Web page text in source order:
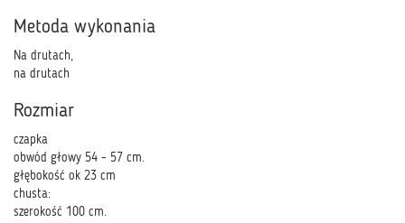
Metoda wykonania
Na drutach,
na drutach
Rozmiar
czapka
obwód głowy 54 - 57 cm.
głębokość ok 23 cm
chusta:
szerokość 100 cm.